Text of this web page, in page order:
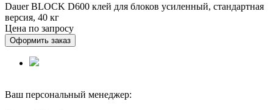
Dauer BLOCK D600 клей для блоков усиленный, стандартная
версия, 40 кг
Цена по запросу
Оформить заказ
Ваш персональный менеджер: